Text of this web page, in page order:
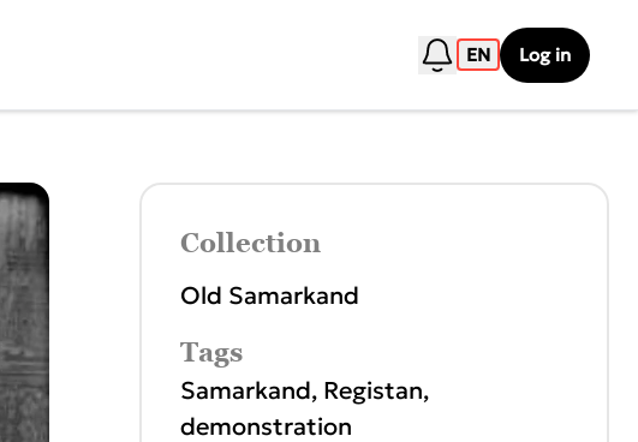
EN Log in
Collection
Old Samarkand
Tags
Samarkand, Registan,
demonstration